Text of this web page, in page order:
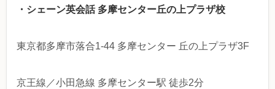
・シェーン英会話 多摩センター丘の上プラザ校
東京都多摩市落合1-44 多摩センター 丘の上プラザ3F
京王線／小田急線 多摩センター駅 徒歩2分